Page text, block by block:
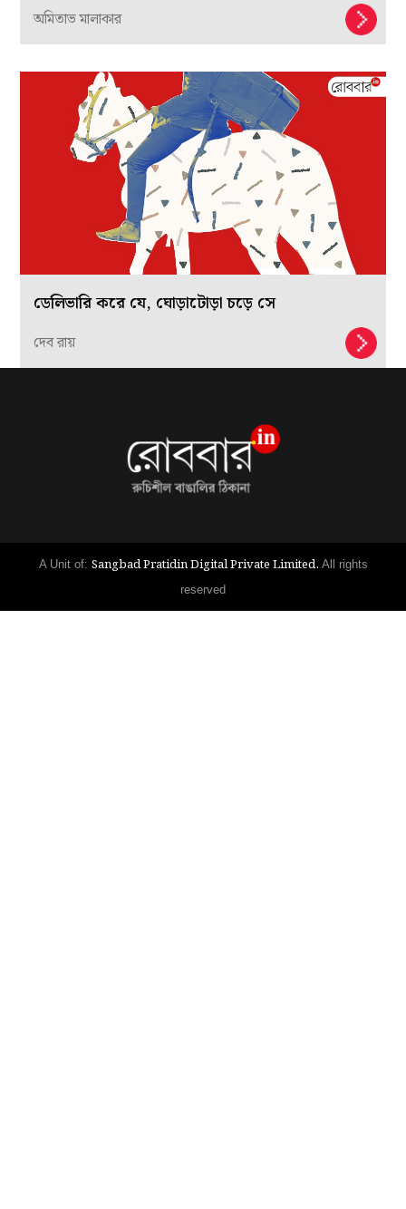
অমিতাভ মালাকার
ডেলিভারি করে যে, ঘোড়াটোড়া চড়ে সে
দেব রায়
A Unit of: Sangbad Pratidin Digital Private Limited. All rights
reserved